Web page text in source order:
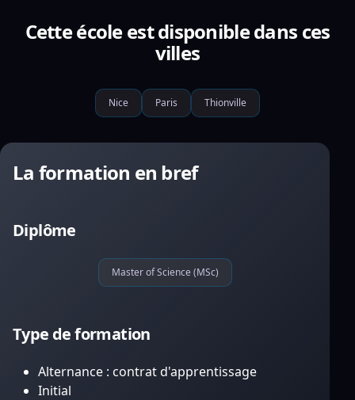
Cette école est disponible dans ces
villes
Nice Paris Thionville
La formation en bref
Diplôme
Master of Science (MSc)
Type de formation
Alternance : contrat d'apprentissage
Initial